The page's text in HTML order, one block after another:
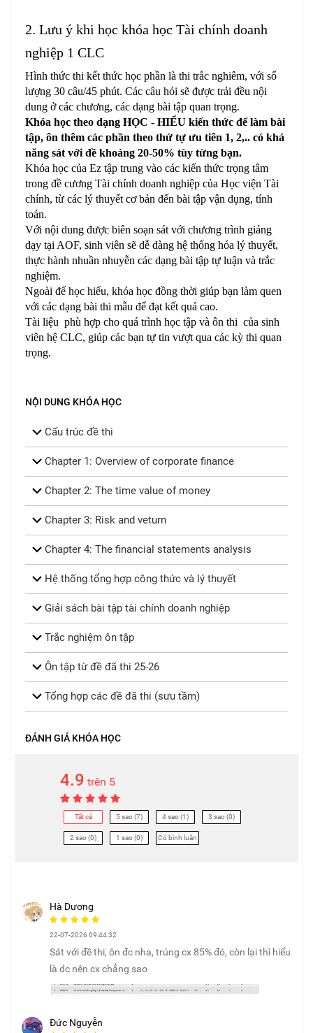
2. Lưu ý khi học khóa học Tài chính doanh
nghiệp 1 CLC
Hình thức thi kết thức học phần là thi trắc nghiêm, với số
lượng 30 câu/45 phút. Các câu hỏi sẽ được trải đều nội
dung ở các chương, các dạng bài tập quan trọng.
Khóa học theo dạng HỌC - HIỂU kiến thức để làm bài
tập, ôn thêm các phần theo thứ tự ưu tiên 1, 2,.. có khả
năng sát với đề khoảng 20-50% tùy từng bạn.
Khóa học của Ez tập trung vào các kiến thức trọng tâm
trong đề cương Tài chính doanh nghiệp của Học viện Tài
chính, từ các lý thuyết cơ bản đến bài tập vận dụng, tính
toán.
Với nội dung được biên soạn sát với chương trình giảng
dạy tại AOF, sinh viên sẽ dễ dàng hệ thống hóa lý thuyết,
thực hành nhuần nhuyễn các dạng bài tập tự luận và trắc
nghiệm.
Ngoài để học hiểu, khóa học đồng thời giúp bạn làm quen
với các dạng bài thi mẫu để đạt kết quả cao.
Tài liệu phù hợp cho quá trình học tập và ôn thi của sinh
viên hệ CLC, giúp các bạn tự tin vượt qua các kỳ thi quan
trọng.
NỘI DUNG KHÓA HỌC
Cấu trúc đề thi
Chapter 1: Overview of corporate finance
Chapter 2: The time value of money
Chapter 3: Risk and veturn
Chapter 4: The financial statements analysis
Hệ thống tổng hợp công thức và lý thuyết
Giải sách bài tập tài chính doanh nghiệp
Trắc nghiệm ôn tập
Ôn tập từ đề đã thi 25-26
Tổng hợp các đề đã thi (sưu tầm)
ĐÁNH GIÁ KHÓA HỌC
4.9 trên 5
Tất cả 5 sao (7) 4 sao (1) 3 sao (0)
2 sao (0) 1 sao (0) Có bình luận
Hà Dương
22-07-2026 09:44:32
Sát với đề thi, ôn đc nha, trúng cx 85% đó, còn lại thì hiểu
là dc nên cx chẳng sao
Đức Nguyễn